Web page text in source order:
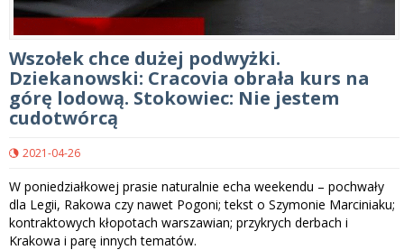
Wszołek chce dużej podwyżki.
Dziekanowski: Cracovia obrała kurs na
górę lodową. Stokowiec: Nie jestem
cudotwórcą
2021-04-26
W poniedziałkowej prasie naturalnie echa weekendu – pochwały
dla Legii, Rakowa czy nawet Pogoni; tekst o Szymonie Marciniaku;
kontraktowych kłopotach warszawian; przykrych derbach i
Krakowa i parę innych tematów.